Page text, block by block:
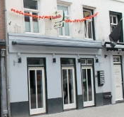
t
i
o
n